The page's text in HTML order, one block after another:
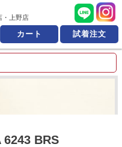
の専門店 ビッ
・上野店
カート 試着注文
6243 BRS